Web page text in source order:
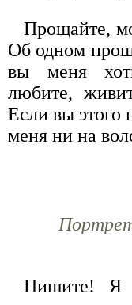
Прощайте,
Об одном
вы меня
любите,
Если вы этого
меня ни на
Пишите! Я